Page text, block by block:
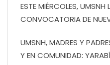
ESTE MIÉRCOLES, UMSNH
CONVOCATORIA DE
UMSNH, MADRES Y
Y EN COMUNIDAD: